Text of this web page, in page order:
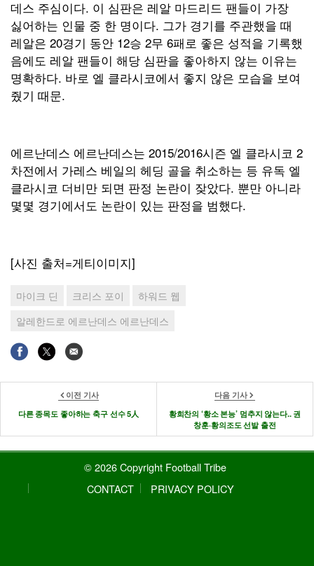
데스 주심이다. 이 심판은 레알 마드리드 팬들이 가장
싫어하는 인물 중 한 명이다. 그가 경기를 주관했을 때
레알은 20경기 동안 12승 2무 6패로 좋은 성적을 기록했
음에도 레알 팬들이 해당 심판을 좋아하지 않는 이유는
명확하다. 바로 엘 클라시코에서 좋지 않은 모습을 보여
줬기 때문.
에르난데스 에르난데스는 2015/2016시즌 엘 클라시코 2
차전에서 가레스 베일의 헤딩 골을 취소하는 등 유독 엘
클라시코 더비만 되면 판정 논란이 잦았다. 뿐만 아니라
몇몇 경기에서도 논란이 있는 판정을 범했다.
[사진 출처=게티이미지]
마이크 딘 크리스 포이
하워드 웹
알레한드로 에르난데스 에르난데스
이전 기사
다른 종목도 좋아하는 축구 선수 5人
다음 기사
황희찬의 ‘황소 본능’ 멈추지 않는다.. 권
창훈·황의조도 선발 출전
© 2026 Copyright Football Tribe
CONTACT
PRIVACY POLICY